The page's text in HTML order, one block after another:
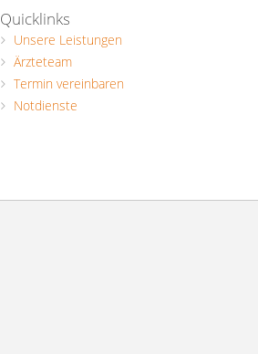
Quicklinks
Unsere Leistungen
Ärzteteam
Termin vereinbaren
Notdienste